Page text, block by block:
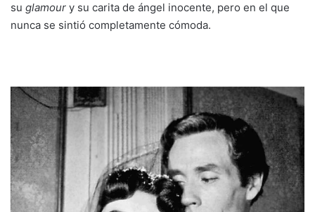
su glamour y su carita de ángel inocente, pero en el que
nunca se sintió completamente cómoda.